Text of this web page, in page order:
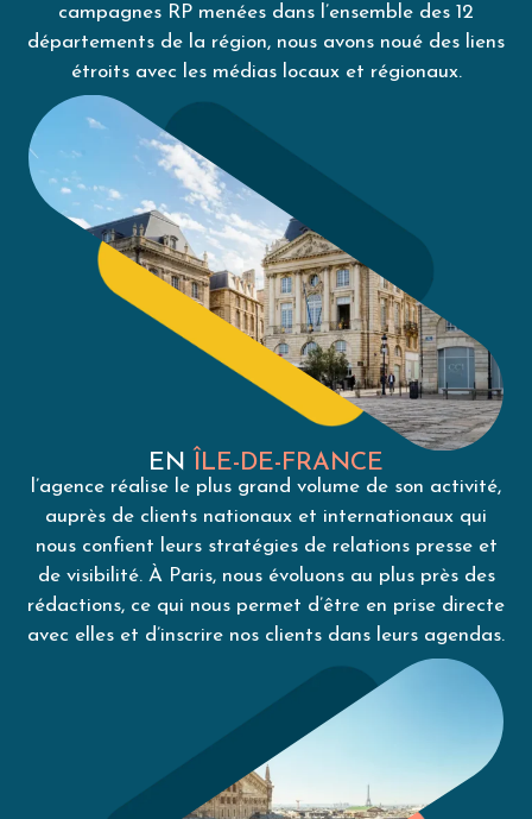
campagnes RP menées dans l’ensemble des 12
départements de la région, nous avons noué des liens
étroits avec les médias locaux et régionaux.
EN ÎLE-DE-FRANCE
l’agence réalise le plus grand volume de son activité,
auprès de clients nationaux et internationaux qui
nous confient leurs stratégies de relations presse et
de visibilité. À Paris, nous évoluons au plus près des
rédactions, ce qui nous permet d’être en prise directe
avec elles et d’inscrire nos clients dans leurs agendas.